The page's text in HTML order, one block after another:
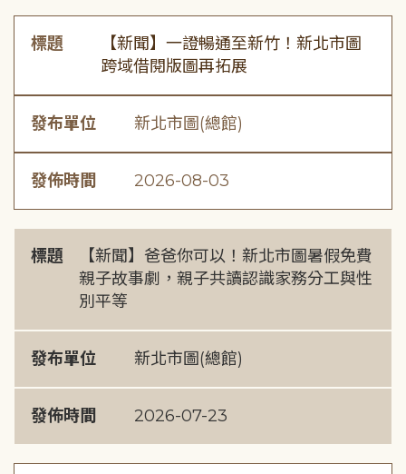
標題
【新聞】一證暢通至新竹！新北市圖
跨域借閱版圖再拓展
發布單位 新北市圖(總館)
發佈時間 2026-08-03
標題
【新聞】爸爸你可以！新北市圖暑假免費
親子故事劇，親子共讀認識家務分工與性
別平等
發布單位 新北市圖(總館)
發佈時間 2026-07-23